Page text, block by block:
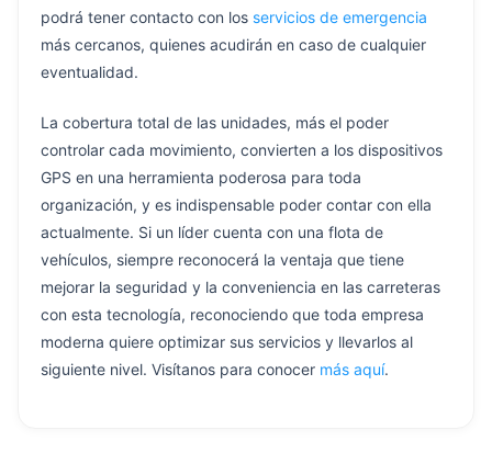
podrá tener contacto con los servicios de emergencia
más cercanos, quienes acudirán en caso de cualquier
eventualidad.
La cobertura total de las unidades, más el poder
controlar cada movimiento, convierten a los dispositivos
GPS en una herramienta poderosa para toda
organización, y es indispensable poder contar con ella
actualmente. Si un líder cuenta con una flota de
vehículos, siempre reconocerá la ventaja que tiene
mejorar la seguridad y la conveniencia en las carreteras
con esta tecnología, reconociendo que toda empresa
moderna quiere optimizar sus servicios y llevarlos al
siguiente nivel. Visítanos para conocer más aquí.